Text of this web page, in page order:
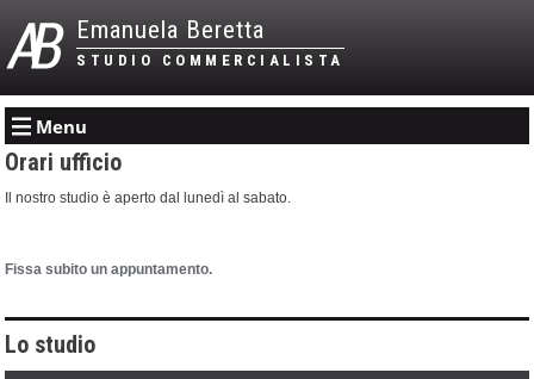
Emanuela Beretta
STUDIO COMMERCIALISTA
Menu
Orari ufficio
Il nostro studio è aperto dal lunedì al sabato.
Fissa subito un appuntamento.
Lo studio